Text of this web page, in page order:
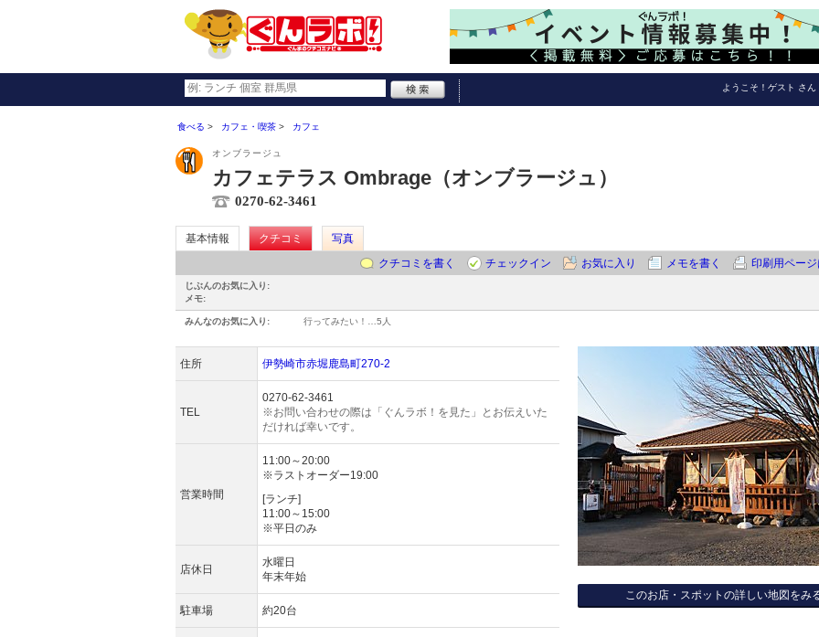
ようこそ！ ゲスト さん
食べる カフェ・喫茶 カフェ
オンブラージュ
カフェテラス Ombrage（オンブラージュ）
0270-62-3461
基本情報 クチコミ
写真
クチコミを書く
チェックイン お気に入り メモを書く 印刷用ページ
じぶんのお気に入り:
メモ:
みんなのお気に入り: 行ってみたい！… 5人
住所 伊勢崎市赤堀鹿島町270-2
TEL
0270-62-3461
※お問い合わせの際は「ぐんラボ！を見た」とお伝えいた
だければ幸いです。
営業時間
11:00～20:00
※ラストオーダー19:00
[ランチ]
11:00～15:00
※平日のみ
店休日
水曜日
年末年始
駐車場 約20台
このお店・スポットの詳しい地図をみ